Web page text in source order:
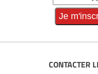
CONTACTER